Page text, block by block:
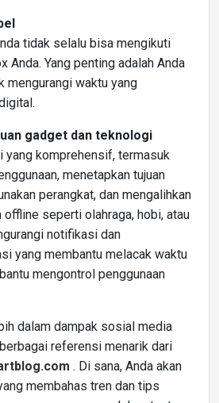
tidak selalu bisa mengikuti
Anda. Yang penting adalah Anda
mengurangi waktu yang
gadget dan teknologi
yang komprehensif, termasuk
menetapkan tujuan
perangkat, dan mengalihkan
seperti olahraga, hobi, atau
notifikasi dan
yang membantu melacak waktu
mengontrol penggunaan
dalam dampak sosial media
referensi menarik dari
. Di sana, Anda akan
membahas tren dan tips